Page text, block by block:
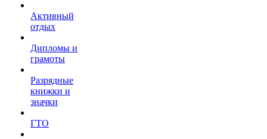
Активный
отдых
Дипломы и
грамоты
Разрядные
книжки и
значки
ГТО